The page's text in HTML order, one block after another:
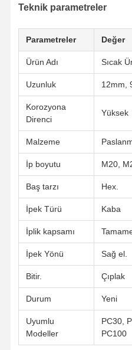
Evde Ürünler
Hakkımızda
Haberler Durumlar
PARÇA CIVATASI
Çömlek Bolt
Bölüm Bolt
Pistli rulo bult
Kovası Pin Bolt
Teknik parametreler
Parametreler Değer
Ürün Adı Sıcak
Uzunluk 12mm,
Korozyona
Direnci
Yüksek
Malzeme
İp boyutu M20,
Baş tarzı Hex.
İpek Türü Kaba
İplik kapsamı
İpek Yönü Sağ el.
Bitir. Çıplak
Durum Yeni
Uyumlu
Modeller
PC30,
PC100